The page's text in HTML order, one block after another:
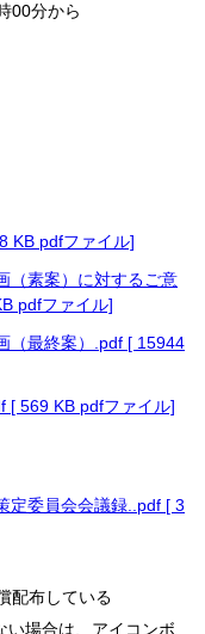
00分から
KB pdfファイル]
素案）に対するご意
pdfファイル]
（最終案）.pdf [ 15944
569 KB pdfファイル]
定委員会会議録..pdf [ 3
配布している
い場合は、アイコンボ